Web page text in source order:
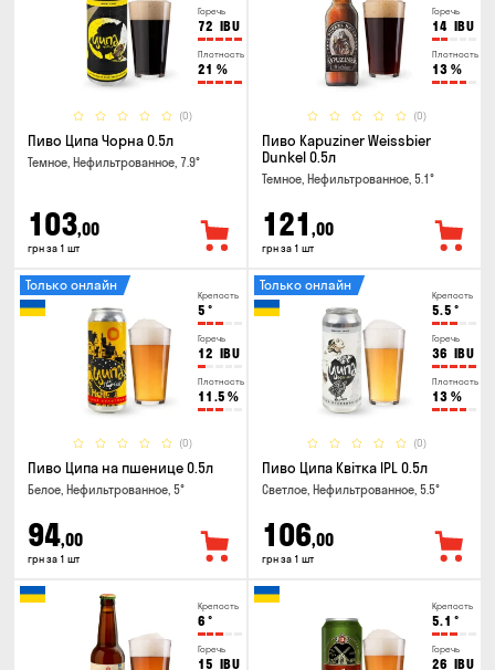
Горечь
72 IBU
Плотность
21 %
(0)
Пиво Ципа Чорна 0.5л
Темное, Нефильтрованное, 7.9°
103,00
грн за 1 шт
Горечь
14 IBU
Плотность
13 %
(0)
Пиво Kapuziner Weissbier
Dunkel 0.5л
Темное, Нефильтрованное, 5.1°
121 ,00
грн за 1 шт
Крепость
5 °
Горечь
12 IBU
Плотность
11.5 %
(0)
Только онлайн
Пиво Ципа на пшенице 0.5л
Белое, Нефильтрованное, 5°
94,00
грн за 1 шт
Крепость
5.5 °
Горечь
36 IBU
Плотность
13 %
(0)
Только онлайн
Пиво Ципа Квітка IPL 0.5л
Светлое, Нефильтрованное, 5.5°
106,00
грн за 1 шт
Крепость
6 °
Горечь
15 IBU
Крепость
5.1 °
Горечь
26 IBU